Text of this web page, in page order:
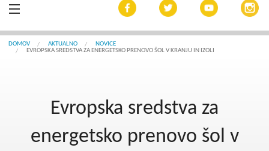
Aktualno
DOMOV AKTUALNO
NOVICE
EVROPSKA SREDSTVA ZA ENERGETSKO PRENOVO ŠOL V KRANJU IN IZOLI
Evropska sredstva za
energetsko prenovo šol v